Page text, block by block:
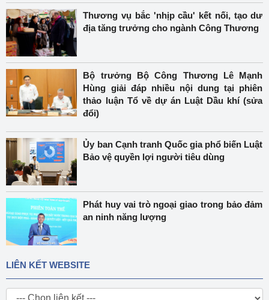
Thương vụ bắc 'nhịp cầu' kết nối, tạo dư
địa tăng trưởng cho ngành Công Thương
Bộ trưởng Bộ Công Thương Lê Mạnh
Hùng giải đáp nhiều nội dung tại phiên
thảo luận Tổ về dự án Luật Dầu khí (sửa
đổi)
Ủy ban Cạnh tranh Quốc gia phổ biến Luật
Bảo vệ quyền lợi người tiêu dùng
Phát huy vai trò ngoại giao trong bảo đảm
an ninh năng lượng
LIÊN KẾT WEBSITE